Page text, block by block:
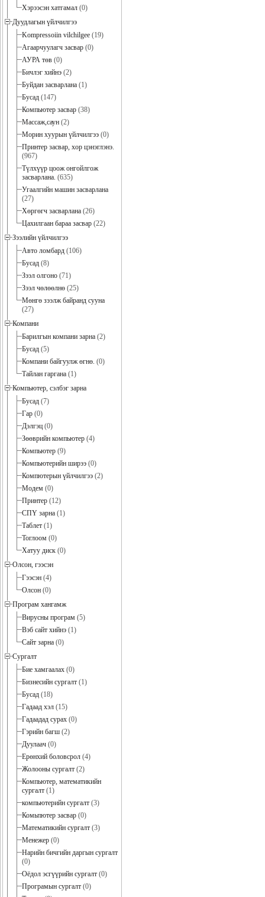
Хэрээсэн хатгамал (0)
Дуудлагын үйлчилгээ
Kompressoiin vilchilgee (19)
Агаарчуулагч засвар (0)
АУРА төв (0)
Бичлэг хийнэ (2)
Буйдан засварлана (1)
Бусад (147)
Компьютер засвар (38)
Массаж,саун (2)
Морин хуурын үйлчилгээ (0)
Принтер засвар, хор цэнэглэнэ.
(967)
Түлхүүр цоож онгойлгож
засварлана. (635)
Угаалгийн машин засварлана
(27)
Хөргөгч засварлана (26)
Цахилгаан бараа засвар (22)
Зээлийн үйлчилгээ
Авто ломбард (106)
Бусад (8)
Зээл олгоно (71)
Зээл чөлөөлнө (25)
Мөнгө зээлж байранд сууна
(27)
Компани
Барилгын компани зарна (2)
Бусад (5)
Компани байгуулж өгнө. (0)
Тайлан гаргана (1)
Компьютер, сэлбэг зарна
Бусад (7)
Гар (0)
Дэлгэц (0)
Зөөврийн компьютер (4)
Компьютер (9)
Компьютерийн ширээ (0)
Компютерын үйлчилгээ (2)
Модем (0)
Принтер (12)
СПҮ зарна (1)
Таблет (1)
Тоглоом (0)
Хатуу диск (0)
Олсон, гээсэн
Гээсэн (4)
Олсон (0)
Програм хангамж
Вирусны програм (5)
Вэб сайт хийнэ (1)
Сайт зарна (0)
Сургалт
Бие хамгаалах (0)
Бизнесийн сургалт (1)
Бусад (18)
Гадаад хэл (15)
Гадаадад сурах (0)
Гэрийн багш (2)
Дуулаач (0)
Ерөнхий боловсрол (4)
Жолооны сургалт (2)
Компьютер, математикийн
сургалт (1)
компьютерийн сургалт (3)
Комьпютер засвар (0)
Математикийн сургалт (3)
Менежер (0)
Нарийн бичгийн даргын сургалт
(0)
Оёдол эсгүүрийн сургалт (0)
Програмын сургалт (0)